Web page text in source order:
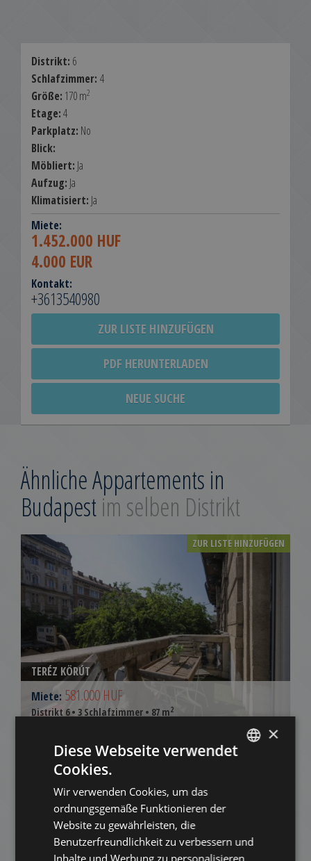
Distrikt: 6
Schlafzimmer: 4
Größe: 170 m2
Etage:4
Parkplatz: No
Blick:
Möbliert: Ja
Aufzug: Ja
Klimatisiert: Ja
Miete:
1.452.000 HUF
4.000 EUR
Kontakt:
+3613540980
ZUR LISTE HINZUFÜGEN
PDF HERUNTERLADEN
NEUE SUCHE
Ähnliche Appartements in
Budapestim selben Distrikt
ZUR LISTE HINZUFÜGEN
TERÉZ KÖRÚT
Miete: 581.000 HUF
Distrikt 6 • 3 Schlafzimmer • 87 m2
Verfügbar
2026-09-
ZUR LISTE HINZUFÜGEN
FRENCH
×
Diese Webseite verwendet
Cookies.
Wir verwenden Cookies, um das
ordnungsgemäße Funktionieren der
Website zu gewährleisten, die
Benutzerfreundlichkeit zu verbessern und
Inhalte und Werbung zu personalisieren.